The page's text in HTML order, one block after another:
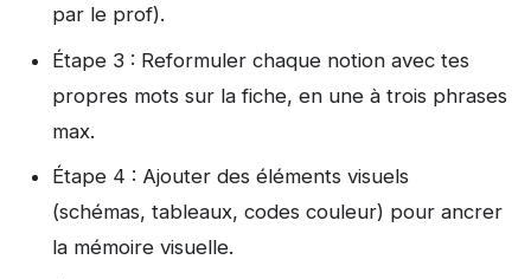
par le prof).
Étape 3 : Reformuler chaque notion avec tes
propres mots sur la fiche, en une à trois phrases
max.
Étape 4 : Ajouter des éléments visuels
(schémas, tableaux, codes couleur) pour ancrer
la mémoire visuelle.